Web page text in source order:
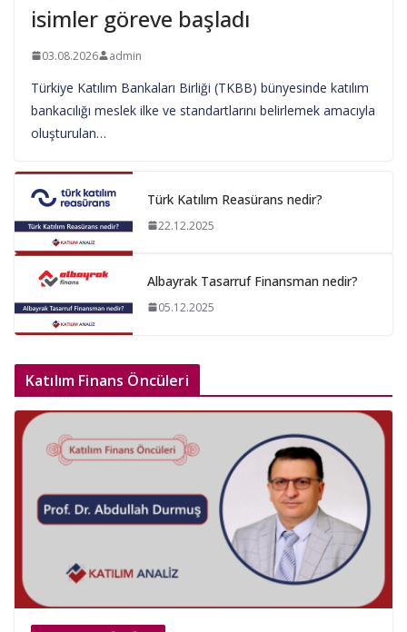
isimler göreve başladı
03.08.2026 admin
Türkiye Katılım Bankaları Birliği (TKBB) bünyesinde katılım
bankacılığı meslek ilke ve standartlarını belirlemek amacıyla
oluşturulan…
Türk Katılım Reasürans nedir?
22.12.2025
Albayrak Tasarruf Finansman nedir?
05.12.2025
Katılım Finans Öncüleri